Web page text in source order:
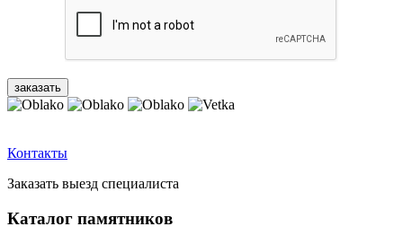
Контакты
Заказать выезд специалиста
Каталог памятников